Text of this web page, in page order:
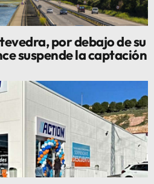
por debajo de su
suspende la captación